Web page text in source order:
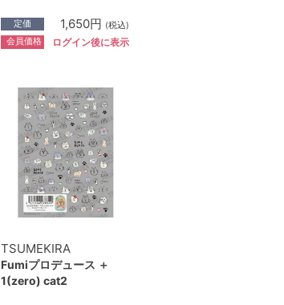
定価 1,650円 (税込)
会員価格 ログイン後に表示
TSUMEKIRA
Fumiプロデュース ＋
1(zero) cat2